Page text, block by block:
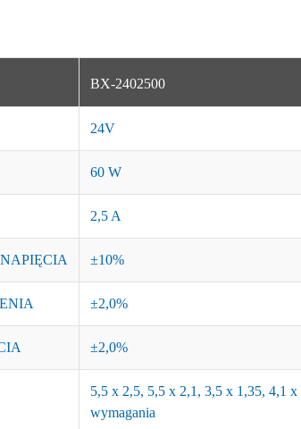
BX-2402500
24V
60 W
2,5 A
±10%
±2,0%
±2,0%
5,5 x 2,5, 5,5 x 2,1, 3,5 x 1,35, 4,1
wymagania